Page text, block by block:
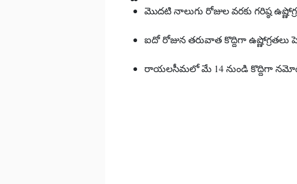
మొదటి నాలుగు రోజుల వరకు గరిష్ఠ
ఐదో రోజున తరువాత కొద్దిగా ఉష్ణోగ్రతలు
రాయలసీమలో మే 14 నుండి కొద్దిగా